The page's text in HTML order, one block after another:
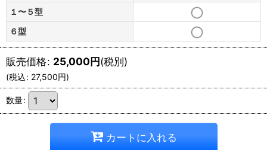
１〜５型
６型
販売価格: 25,000円(税別)
(税込: 27,500円)
数量:
カートに入れる